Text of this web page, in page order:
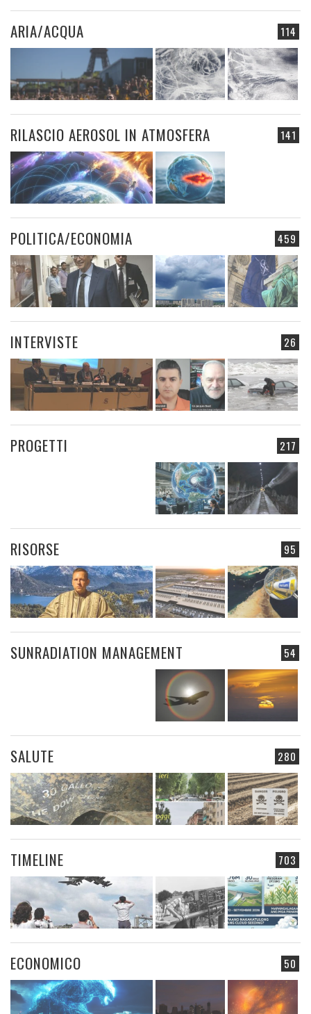
114
ARIA/ACQUA
141
RILASCIO AEROSOL IN ATMOSFERA
459
POLITICA/ECONOMIA
26
INTERVISTE
217
PROGETTI
95
RISORSE
54
SUNRADIATION MANAGEMENT
280
SALUTE
703
TIMELINE
50
ECONOMICO